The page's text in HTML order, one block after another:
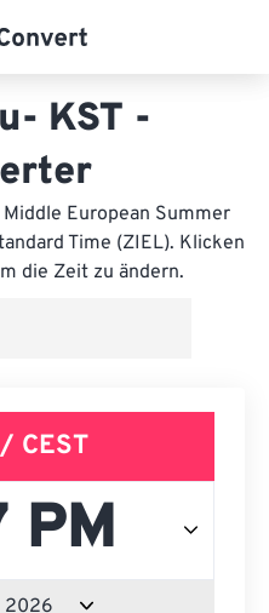
KST -
European Summer
Time (ZIEL). Klicken
die Zeit zu ändern.
/ CEST